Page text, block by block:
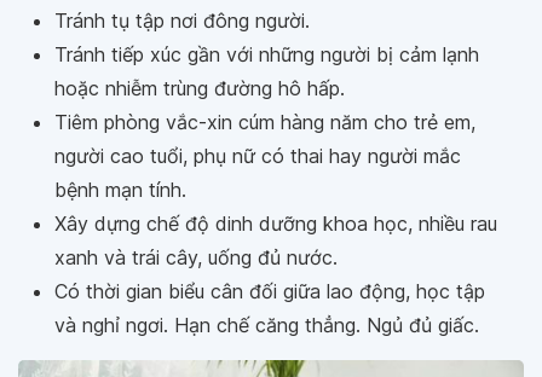
Tránh tụ tập nơi đông người.
Tránh tiếp xúc gần với những người bị cảm lạnh
hoặc nhiễm trùng đường hô hấp.
Tiêm phòng vắc-xin cúm hàng năm cho trẻ em,
người cao tuổi, phụ nữ có thai hay người mắc
bệnh mạn tính.
Xây dựng chế độ dinh dưỡng khoa học, nhiều rau
xanh và trái cây, uống đủ nước.
Có thời gian biểu cân đối giữa lao động, học tập
và nghỉ ngơi. Hạn chế căng thẳng. Ngủ đủ giấc.